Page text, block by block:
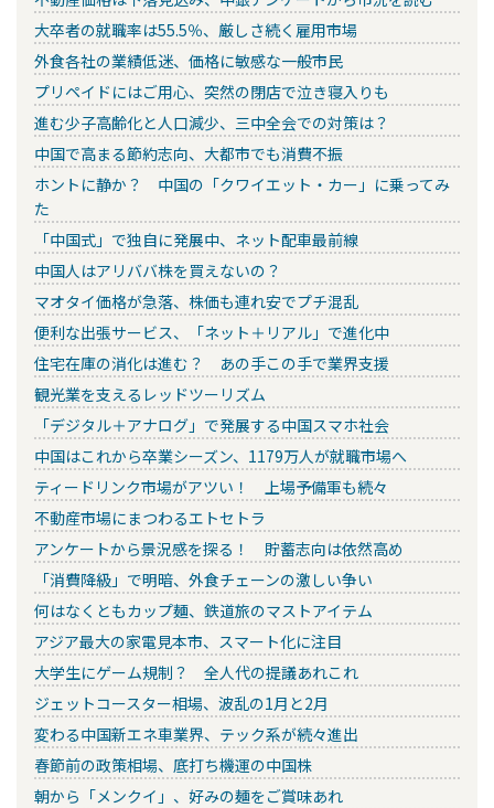
大卒者の就職率は55.5％、厳しさ続く雇用市場
外食各社の業績低迷、価格に敏感な一般市民
プリペイドにはご用心、突然の閉店で泣き寝入りも
進む少子高齢化と人口減少、三中全会での対策は？
中国で高まる節約志向、大都市でも消費不振
ホントに静か？ 中国の「クワイエット・カー」に乗ってみ
た
「中国式」で独自に発展中、ネット配車最前線
中国人はアリババ株を買えないの？
マオタイ価格が急落、株価も連れ安でプチ混乱
便利な出張サービス、「ネット＋リアル」で進化中
住宅在庫の消化は進む？ あの手この手で業界支援
観光業を支えるレッドツーリズム
「デジタル＋アナログ」で発展する中国スマホ社会
中国はこれから卒業シーズン、1179万人が就職市場へ
ティードリンク市場がアツい！ 上場予備軍も続々
不動産市場にまつわるエトセトラ
アンケートから景況感を探る！ 貯蓄志向は依然高め
「消費降級」で明暗、外食チェーンの激しい争い
何はなくともカップ麺、鉄道旅のマストアイテム
アジア最大の家電見本市、スマート化に注目
大学生にゲーム規制？ 全人代の提議あれこれ
ジェットコースター相場、波乱の1月と2月
変わる中国新エネ車業界、テック系が続々進出
春節前の政策相場、底打ち機運の中国株
朝から「メンクイ」、好みの麺をご賞味あれ